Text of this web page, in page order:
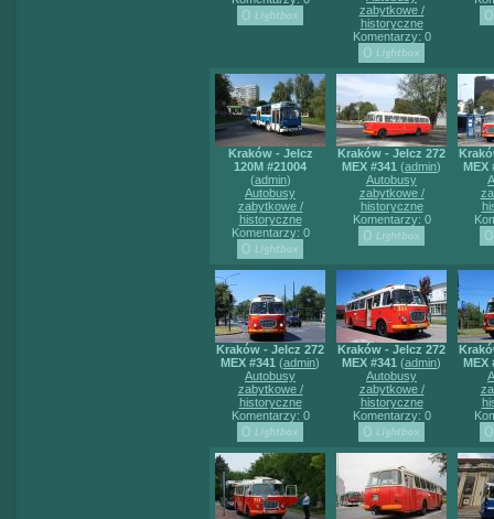
zabytkowe /
historyczne
Komentarzy: 0
Kraków - Jelcz
120M #21004
(admin)
Autobusy
zabytkowe /
historyczne
Komentarzy: 0
Kraków - Jelcz 272
MEX #341 (admin)
Autobusy
zabytkowe /
historyczne
Komentarzy: 0
MEX
Kraków - Jelcz 272
MEX #341 (admin)
Autobusy
zabytkowe /
historyczne
Komentarzy: 0
Kraków - Jelcz 272
MEX #341 (admin)
Autobusy
zabytkowe /
historyczne
Komentarzy: 0
MEX